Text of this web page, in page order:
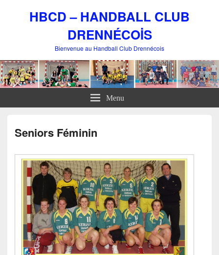
HBCD – HANDBALL CLUB
DRENNÉCOİS
Bienvenue au Handball Club Drennécois
Menu
Seniors Féminin